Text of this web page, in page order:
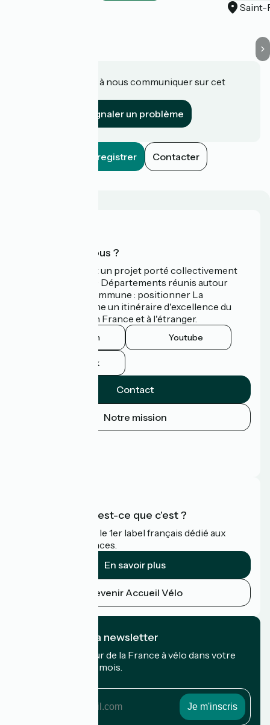
Saint-
Une information à nous communiquer sur cet
Signaler un problème
Enregistrer Contacter
Qui sommes-nous ?
La Vélodyssée est un projet porté collectivement
par 3 Régions et 9 Départements réunis autour
d'une ambition commune : positionner La
Vélodyssée comme un itinéraire d'excellence du
tourisme à vélo en France et à l'étranger.
Instagram Youtube
Facebook
Contact
Notre mission
Accueil Vélo qu'est-ce que c'est ?
Accueil Vélo c'est le 1er label français dédié aux
cyclistes en vacances.
En savoir plus
Devenir Accueil Vélo
Je m'abonne à la newsletter
Recevez le meilleur de la France à vélo dans votre
boîte mail chaque mois.